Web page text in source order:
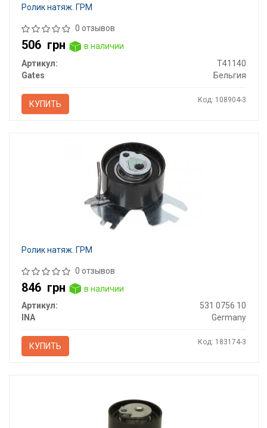
Ролик натяж. ГРМ
0 отзывов
506 грн
в наличии
Артикул:
T41140
Gates
Бельгия
КУПИТЬ Код: 108904-3
Ролик натяж. ГРМ
0 отзывов
846 грн
в наличии
Артикул:
531 0756 10
INA
Germany
КУПИТЬ Код: 183174-3